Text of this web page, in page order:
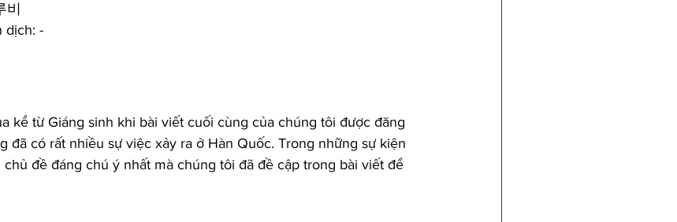
dịch: -
kể từ Giáng sinh khi bài viết cuối cùng của chúng tôi được đăng
đã có rất nhiều sự việc xảy ra ở Hàn Quốc. Trong những sự kiện
đề đáng chú ý nhất mà chúng tôi đã đề cập trong bài viết để